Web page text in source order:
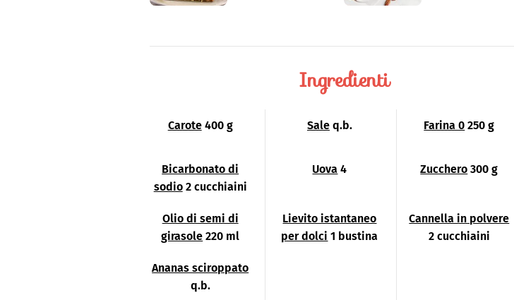
Ingredienti
Carote 400 g Sale q.b. Farina 0 250 g
Bicarbonato di
sodio 2 cucchiaini
Uova 4 Zucchero 300 g
Olio di semi di
girasole 220 ml
Lievito istantaneo
per dolci 1 bustina
Cannella in polvere
2 cucchiaini
Ananas sciroppato
q.b.